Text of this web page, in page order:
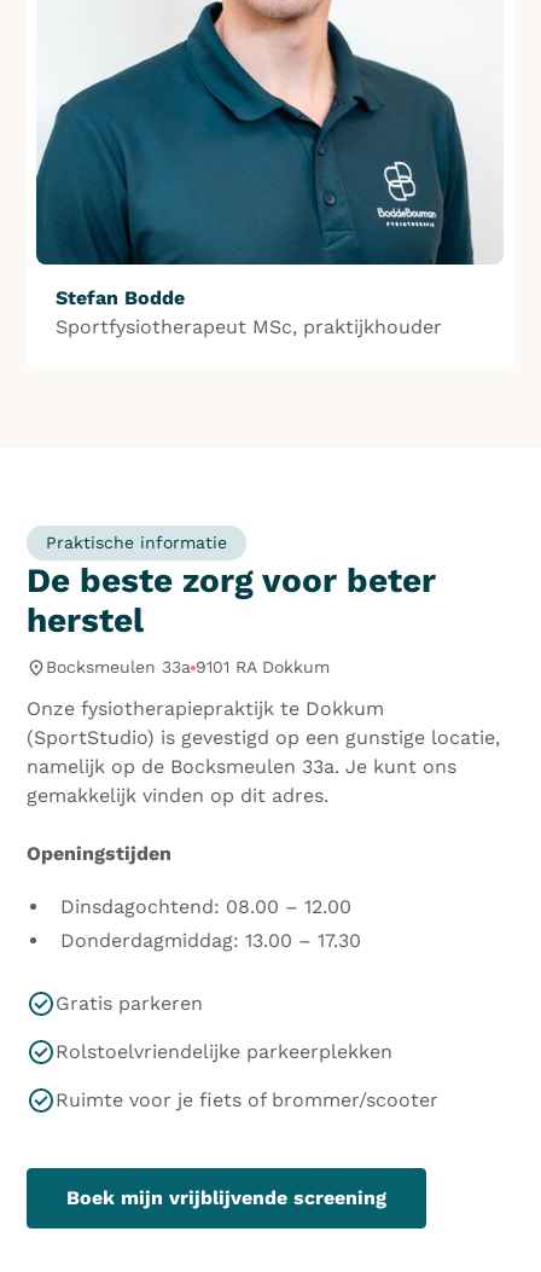
Stefan Bodde
Sportfysiotherapeut MSc, praktijkhouder
Praktische informatie
De beste zorg voor beter
herstel
Bocksmeulen 33a 9101 RA Dokkum
Onze fysiotherapiepraktijk te Dokkum
(SportStudio) is gevestigd op een gunstige locatie,
namelijk op de Bocksmeulen 33a. Je kunt ons
gemakkelijk vinden op dit adres.
Openingstijden
Dinsdagochtend: 08.00 – 12.00
Donderdagmiddag: 13.00 – 17.30
Gratis parkeren
Rolstoelvriendelijke parkeerplekken
Ruimte voor je fiets of brommer/scooter
Boek mijn vrijblijvende screening